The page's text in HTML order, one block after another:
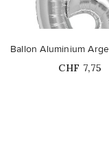
Prix
CHF 7,75